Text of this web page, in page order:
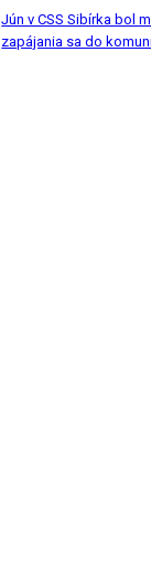
Jún v CSS Sibírka bol
zapájania sa do